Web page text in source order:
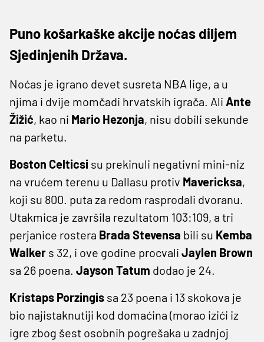
Puno košarkaške akcije noćas diljem
Sjedinjenih Država.
Noćas je igrano devet susreta NBA lige, a u
njima i dvije momčadi hrvatskih igrača. Ali Ante
Žižić, kao ni Mario Hezonja, nisu dobili sekunde
na parketu.
Boston Celticsi su prekinuli negativni mini-niz
na vrućem terenu u Dallasu protiv Mavericksa,
koji su 800. puta za redom rasprodali dvoranu.
Utakmica je završila rezultatom 103:109, a tri
perjanice rostera Brada Stevensa bili su Kemba
Walker s 32, i ove godine procvali Jaylen Brown
sa 26 poena. Jayson Tatum dodao je 24.
Kristaps Porzingis sa 23 poena i 13 skokova je
bio najistaknutiji kod domaćina (morao izići iz
igre zbog šest osobnih pogrešaka u zadnjoj